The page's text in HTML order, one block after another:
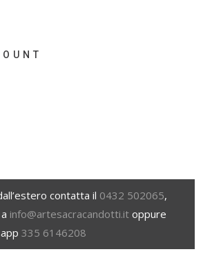
contatta il 0432 502065,
info@artesacracandotti.it oppure
335 6146208